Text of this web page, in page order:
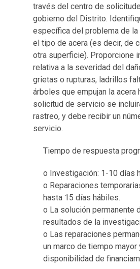
través del centro de
gobierno del Distrito.
específica del problema de la
el tipo de acera (es decir, de
otra superficie). Proporcione
relativa a la severidad del
grietas o rupturas, ladrillos
árboles que empujan la acera
solicitud de servicio se
rastreo, y debe recibir un
servicio.
Tiempo de respuesta
o Investigación: 1-10 días
o Reparaciones
hasta 15 días hábiles.
o La solución permanente
resultados de la
o Las reparaciones
un marco de tiempo mayor
disponibilidad de